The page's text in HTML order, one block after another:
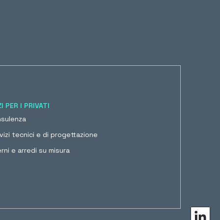
PER I PRIVATI
tecnici e di progettazione
e arredi su misura